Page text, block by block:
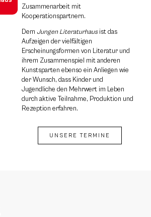
Zusammenarbeit mit
Kooperationspartnern.
Dem Jungen Literaturhausist das
Aufzeigen der vielfältigen
Erscheinungsformen von Literatur und
ihrem Zusammenspiel mit anderen
Kunstsparten ebenso ein Anliegen wie
der Wunsch, dass Kinder und
Jugendliche den Mehrwert im Leben
durch aktive Teilnahme, Produktion und
Rezeption erfahren.
UNSERE TERMINE